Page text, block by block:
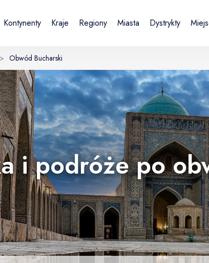
Kontynenty Kraje Regiony Miasta Dystrykty
> Obwód Bucharski
i podróże po
RU
Русский
UK
Українська
Sign in or create account
Zakładając konto, akceptujesz Regulamin i
E-mail
Continue with email